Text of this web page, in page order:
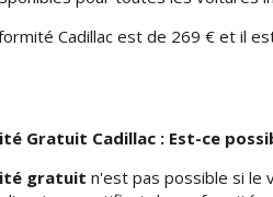
Cadillac est de 269 € et il
Gratuit Cadillac : Est-ce
gratuit n'est pas possible si le